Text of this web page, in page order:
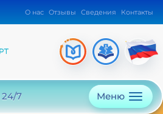
О нас Отзывы Сведения Контакты
24/7 Меню